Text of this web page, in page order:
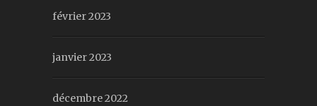
février 2023
janvier 2023
décembre 2022